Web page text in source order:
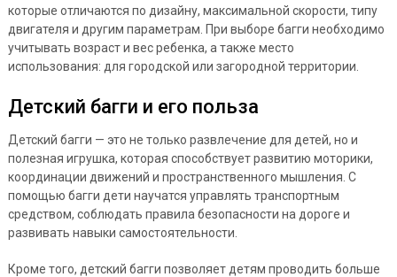
которые отличаются по дизайну, максимальной скорости, типу
двигателя и другим параметрам. При выборе багги необходимо
учитывать возраст и вес ребенка, а также место
использования: для городской или загородной территории.
Детский багги и его польза
Детский багги — это не только развлечение для детей, но и
полезная игрушка, которая способствует развитию моторики,
координации движений и пространственного мышления. С
помощью багги дети научатся управлять транспортным
средством, соблюдать правила безопасности на дороге и
развивать навыки самостоятельности.
Кроме того, детский багги позволяет детям проводить больше